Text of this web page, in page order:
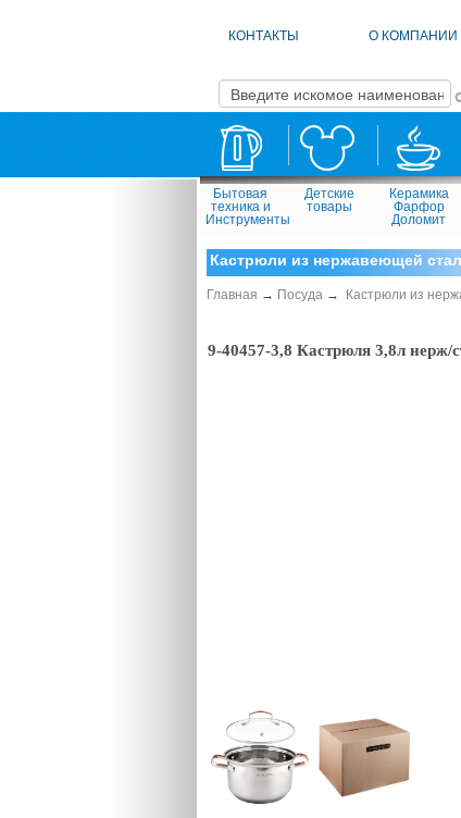
КОНТАКТЫ О КОМПАНИИ
Бытовая
техника и
Инструменты
Детские
товары
Керамика
Фарфор
Доломит
Кастрюли из нержавеющей
Главная → Посуда→ Кастрюли из
9-40457-3,8 Кастрюля 3,8л